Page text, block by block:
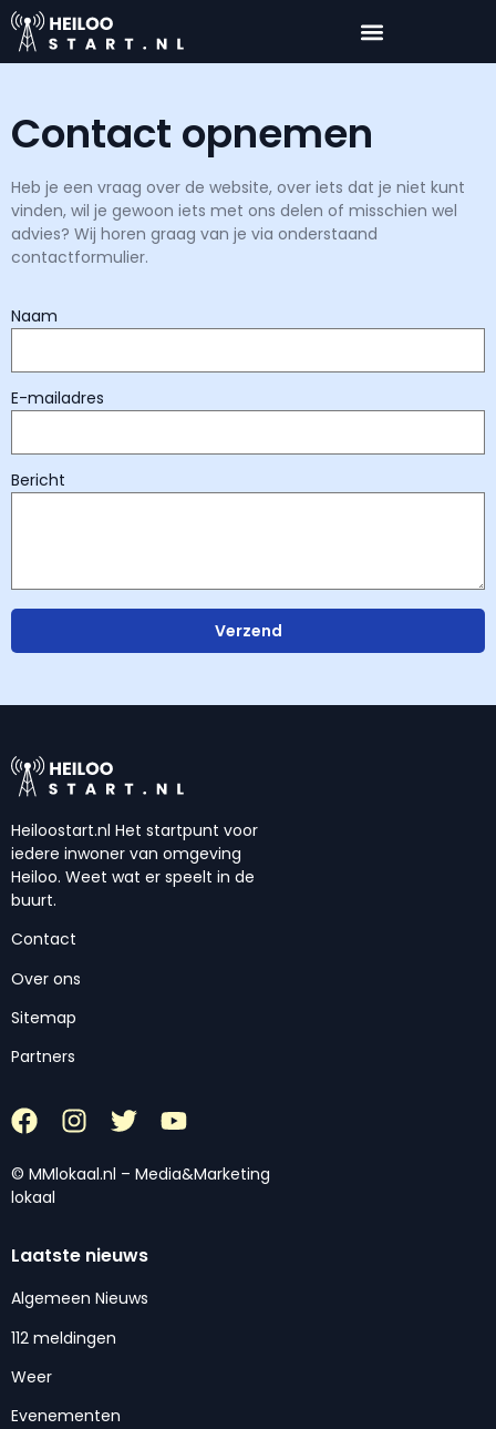
Contact opnemen
Heb je een vraag over de website, over iets dat je niet kunt
vinden, wil je gewoon iets met ons delen of misschien wel
advies? Wij horen graag van je via onderstaand
contactformulier.
Naam
E-mailadres
Bericht
Verzend
Heiloostart.nl Het startpunt voor
iedere inwoner van omgeving
Heiloo. Weet wat er speelt in de
buurt.
Contact
Over ons
Sitemap
Partners
© MMlokaal.nl – Media&Marketing
lokaal
Laatste nieuws
Algemeen Nieuws
112 meldingen
Weer
Evenementen